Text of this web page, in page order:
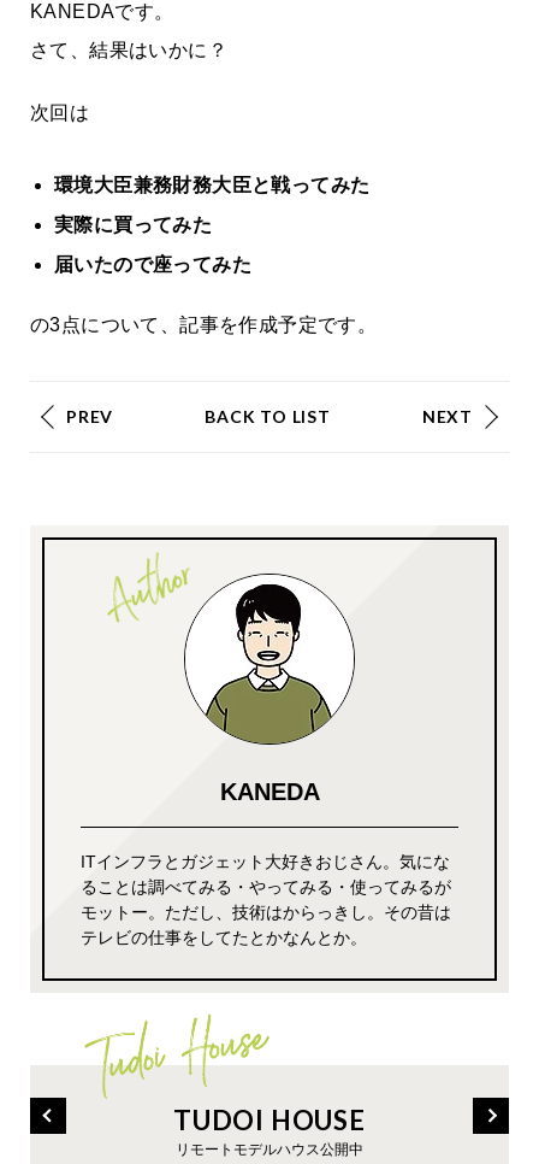
KANEDAです。
さて、結果はいかに？
次回は
環境大臣兼務財務大臣と戦ってみた
実際に買ってみた
届いたので座ってみた
の3点について、記事を作成予定です。
PREV BACK TO LIST NEXT
KANEDA
ITインフラとガジェット大好きおじさん。気にな
ることは調べてみる・やってみる・使ってみるが
モットー。ただし、技術はからっきし。その昔は
テレビの仕事をしてたとかなんとか。
TUDOI HOUSE
リモートモデルハウス公開中